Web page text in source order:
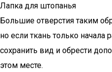
Лапка для штопанья
Большие отверстия таким
но если ткань только начала
сохранить вид и обрести
этом месте.